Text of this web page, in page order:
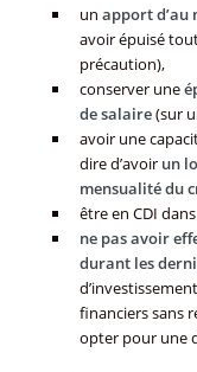
un apport d’au
avoir épuisé
précaution),
conserver une
de salaire(sur
avoir une
dire d’avoir un
mensualité du
être en CDI
ne pas avoir
durant les
financiers sans
opter pour une